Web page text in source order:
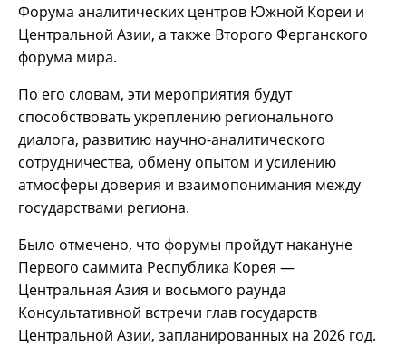
Форума аналитических центров Южной Кореи и
Центральной Азии, а также Второго Ферганского
форума мира.
По его словам, эти мероприятия будут
способствовать укреплению регионального
диалога, развитию научно-аналитического
сотрудничества, обмену опытом и усилению
атмосферы доверия и взаимопонимания между
государствами региона.
Было отмечено, что форумы пройдут накануне
Первого саммита Республика Корея —
Центральная Азия и восьмого раунда
Консультативной встречи глав государств
Центральной Азии, запланированных на 2026 год.